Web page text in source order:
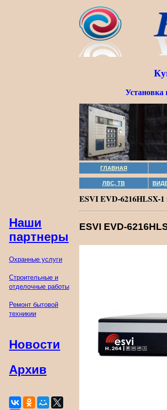
Установка
ГЛАВНАЯ
ЛВС, ТВ
Наши
партнеры
Охранные услуги
Строительные и
отделочные работы
Ремонт бытовой
техникии
Новости
Архив
ESVI EVD-6216HLSX-1
ESVI EVD-